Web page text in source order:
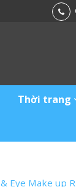
Thời trang
Eye Make up